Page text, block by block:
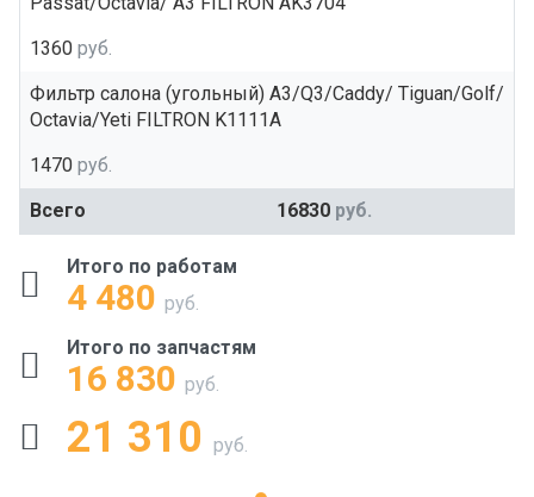
1360 руб.
Фильтр салона (угольный) A3/Q3/Caddy/ Tiguan/Golf/
Octavia/Yeti FILTRON K1111A
1470 руб.
Всего
16830 руб.
Итого по работам
4 480 руб.
Итого по запчастям
16 830 руб.
21 310 руб.